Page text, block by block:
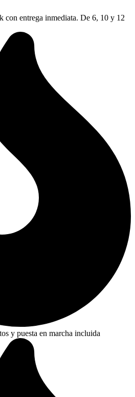
con entrega inmediata. De 6, 10 y 12
y puesta en marcha incluida